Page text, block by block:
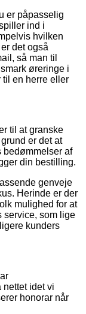
er påpasselig
ind i
hvilken
det også
så man til
øreringe i
til en herre eller
til at granske
er det at
bedømmelser af
din bestilling.
genveje
Herinde er der
mulighed for at
service, som lige
kunders
nettet idet vi
honorar når